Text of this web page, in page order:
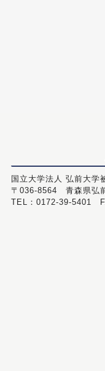
国立大学法人 弘前大学
〒036-8564 青森県弘
TEL：0172-39-5401